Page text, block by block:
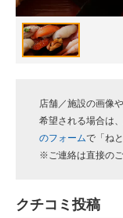
好きが集まる 比
ビジネスと働き方の
企業ITのトレンド
経営リーダーのコ
店舗／施設の画像
希望される場合は
のフォームで「ね
※ご連絡は直接の
クチコミ投稿